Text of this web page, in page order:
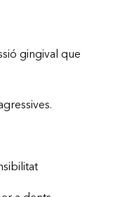
gingival que